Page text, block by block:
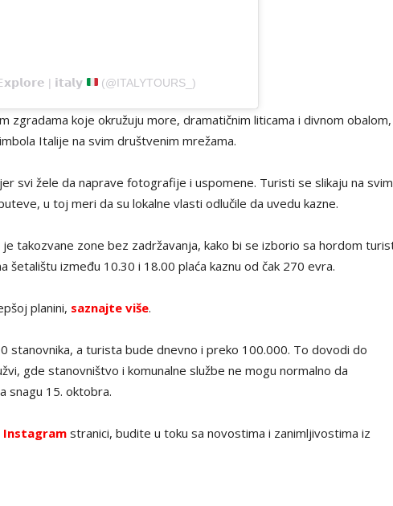
| 𝗶𝘁𝗮𝗹𝘆 (@ITALYTOURS_)
zgradama koje okružuju more, dramatičnim liticama i divnom obalom,
Italije na svim društvenim mrežama.
svi žele da naprave fotografije i uspomene. Turisti se slikaju na svim
u toj meri da su lokalne vlasti odlučile da uvedu kazne.
takozvane zone bez zadržavanja, kako bi se izborio sa hordom
šetalištu između 10.30 i 18.00 plaća kaznu od čak 270 evra.
planini, saznajte više.
stanovnika, a turista bude dnevno i preko 100.000. To dovodi do
gde stanovništvo i komunalne službe ne mogu normalno da
snagu 15. oktobra.
Instagram stranici, budite u toku sa novostima i zanimljivostima iz